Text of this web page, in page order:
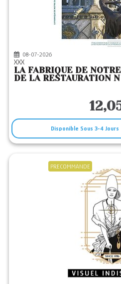
(43)
LE CHENE(2)
LOCUS SOLUS(32)
SEUIL(1)
STUDIO GHIBLI(1)
08-07-2026
XXX
LA FABRIQUE DE
DE LA RESTAURATION
Disponible Sous 3-4 Jours
PRECOMMANDE